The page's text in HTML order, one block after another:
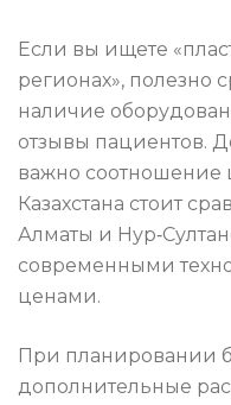
Если вы ищете
регионах», полезно
наличие
отзывы пациентов.
важно соотношение
Казахстана стоит
Алматы и
современными
ценами.
При планировании
дополнительные